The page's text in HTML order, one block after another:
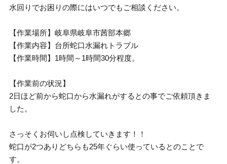
水回りでお困りの際にはいつでもご相談ください。
【作業場所】岐阜県岐阜市茜部本郷
【作業内容】台所蛇口水漏れトラブル
【作業時間】1時間～1時間30分程度。
【作業前の状況】
2日ほど前から蛇口から水漏れがするとの事でご依頼頂きま
した。
さっそくお伺いし点検していきます！！
蛇口が2つありどちらも25年ぐらい使っているとのことで
す。